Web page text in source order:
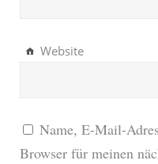
Website
Name, E-Mail-
Browser für meinen